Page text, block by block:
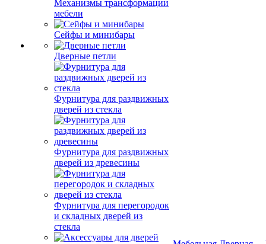
Механизмы трансформации
мебели
Сейфы и минибары
Дверные петли
Фурнитура для раздвижных
дверей из стекла
Фурнитура для раздвижных
дверей из древесины
Фурнитура для перегородок
и складных дверей из
стекла